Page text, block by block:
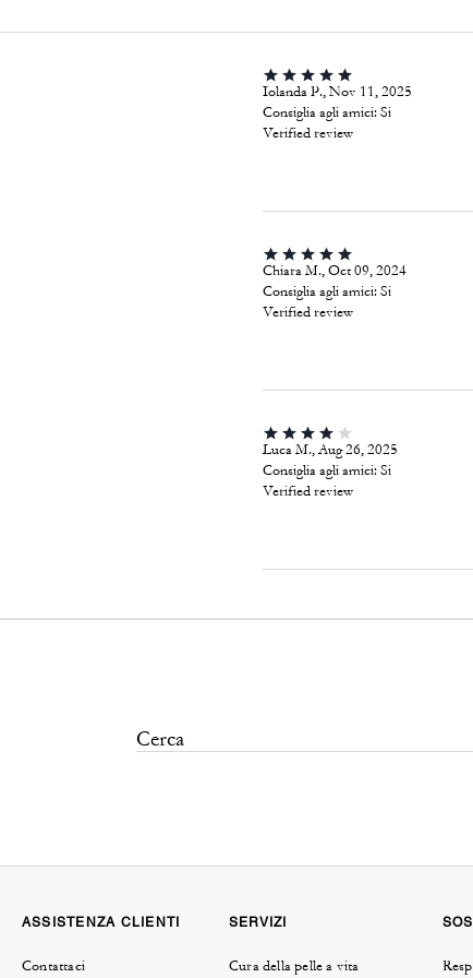
Iolanda P., Nov 11, 2025
Consiglia agli amici: Si
Verified review
Chiara M., Oct 09, 2024
Consiglia agli amici: Si
Verified review
Luca M., Aug 26, 2025
Consiglia agli amici: Si
Verified review
ASSISTENZA CLIENTI
Contattaci
SERVIZI
Cura della pelle a vita